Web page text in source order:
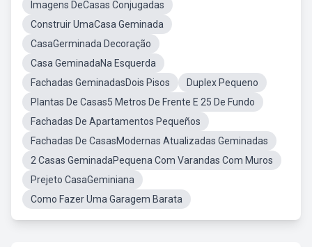
Imagens DeCasas Conjugadas
Construir UmaCasa Geminada
CasaGerminada Decoração
Casa GeminadaNa Esquerda
Fachadas GeminadasDois Pisos
Duplex Pequeno
Plantas De Casas5 Metros De Frente E 25 De Fundo
Fachadas De Apartamentos Pequeños
Fachadas De CasasModernas Atualizadas Geminadas
2 Casas GeminadaPequena Com Varandas Com Muros
Prejeto CasaGeminiana
Como Fazer Uma Garagem Barata